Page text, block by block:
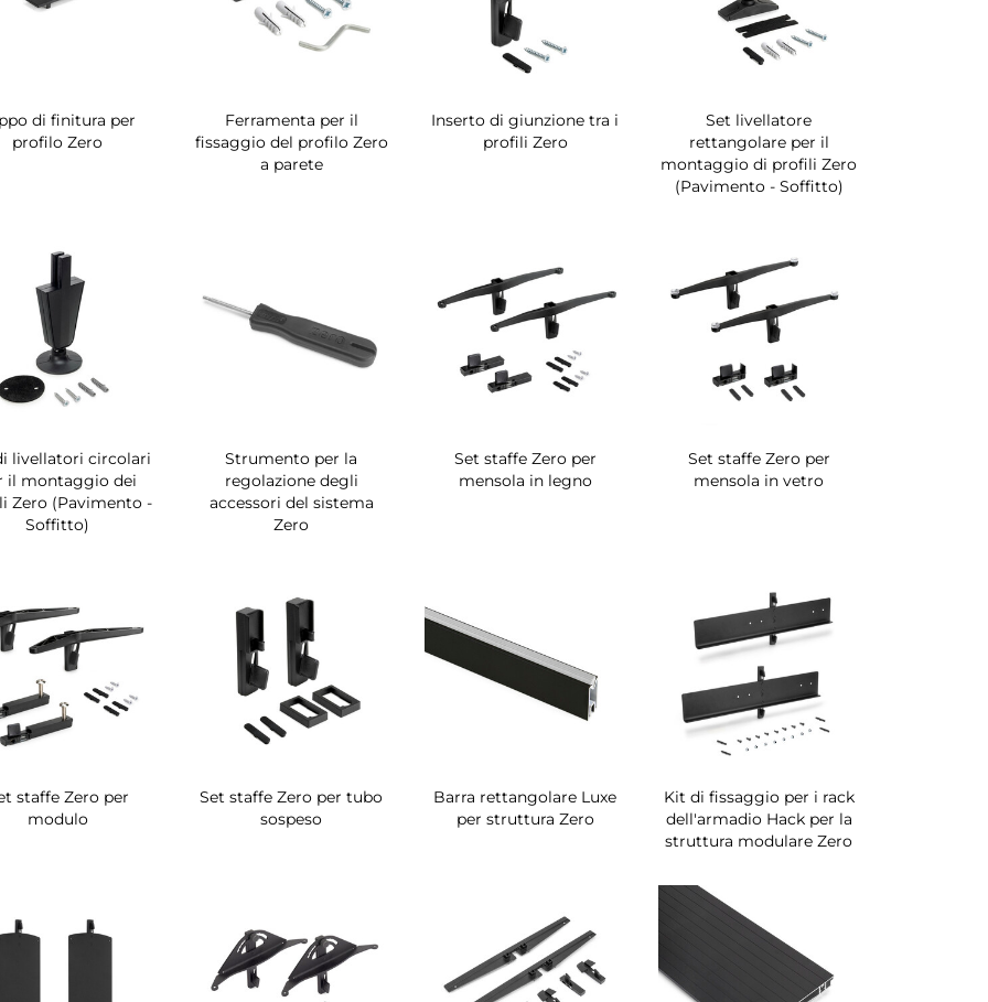
di finitura per
profilo Zero
Ferramenta per il
fissaggio del profilo Zero
a parete
Inserto di giunzione tra i
profili Zero
Set livellatore
rettangolare per il
montaggio di profili Zero
(Pavimento - Soffitto)
livellatori circolari
il montaggio dei
Zero (Pavimento -
Soffitto)
Strumento per la
regolazione degli
accessori del sistema
Zero
Set staffe Zero per
mensola in legno
Set staffe Zero per
mensola in vetro
staffe Zero per
modulo
Set staffe Zero per tubo
sospeso
Barra rettangolare Luxe
per struttura Zero
Kit di fissaggio per i rack
dell'armadio Hack per la
struttura modulare Zero